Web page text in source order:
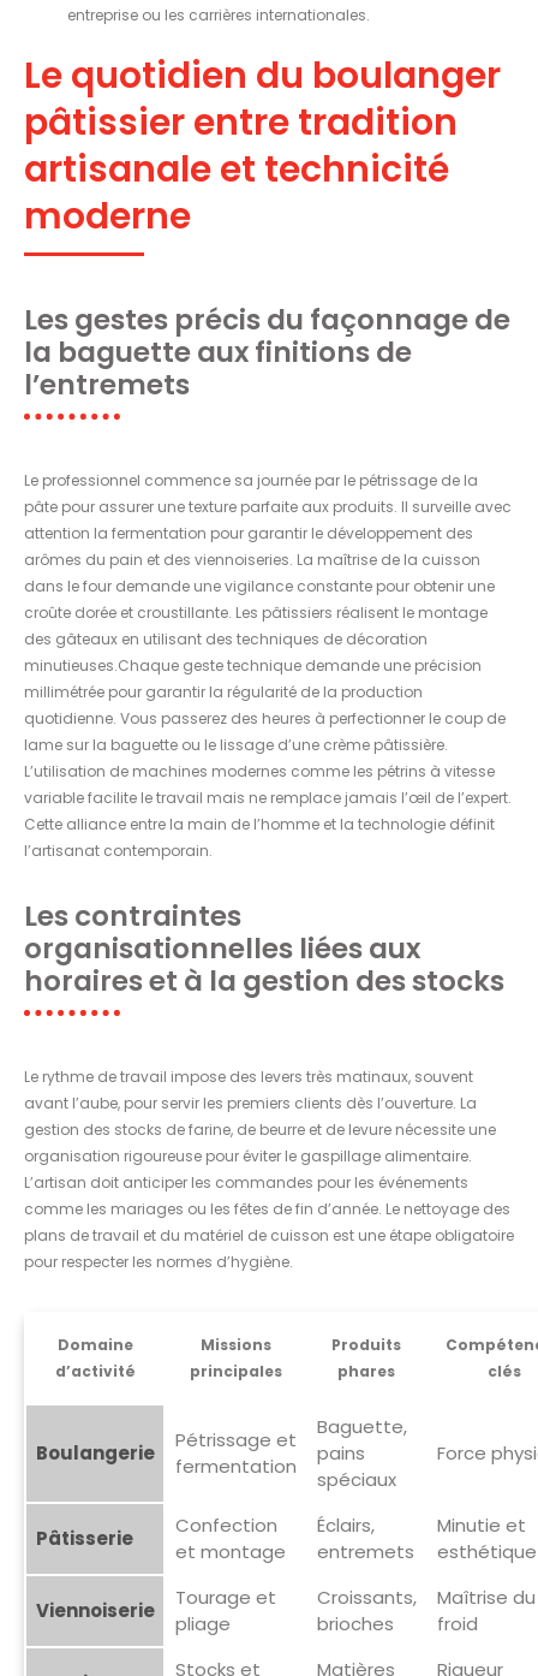
entreprise ou les carrières internationales.
Le quotidien du boulanger
pâtissier entre tradition
artisanale et technicité
moderne
Les gestes précis du façonnage de
la baguette aux finitions de
l’entremets
Le professionnel commence sa journée par le pétrissage de la
pâte pour assurer une texture parfaite aux produits. Il surveille avec
attention la fermentation pour garantir le développement des
arômes du pain et des viennoiseries. La maîtrise de la cuisson
dans le four demande une vigilance constante pour obtenir une
croûte dorée et croustillante. Les pâtissiers réalisent le montage
des gâteaux en utilisant des techniques de décoration
minutieuses.Chaque geste technique demande une précision
millimétrée pour garantir la régularité de la production
quotidienne. Vous passerez des heures à perfectionner le coup de
lame sur la baguette ou le lissage d’une crème pâtissière.
L’utilisation de machines modernes comme les pétrins à vitesse
variable facilite le travail mais ne remplace jamais l’œil de l’expert.
Cette alliance entre la main de l’homme et la technologie définit
l’artisanat contemporain.
Les contraintes
organisationnelles liées aux
horaires et à la gestion des stocks
Le rythme de travail impose des levers très matinaux, souvent
avant l’aube, pour servir les premiers clients dès l’ouverture. La
gestion des stocks de farine, de beurre et de levure nécessite une
organisation rigoureuse pour éviter le gaspillage alimentaire.
L’artisan doit anticiper les commandes pour les événements
comme les mariages ou les fêtes de fin d’année. Le nettoyage des
plans de travail et du matériel de cuisson est une étape obligatoire
pour respecter les normes d’hygiène.
Domaine
d’activité
Missions
principales
Produits
phares
clés
Boulangerie
Pétrissage et
fermentation
Baguette,
pains
spéciaux
Force
Pâtisserie
Confection
et montage
Éclairs,
entremets
Minutie et
esthétique
Viennoiserie
Tourage et
pliage
Croissants,
brioches
Maîtrise du
froid
Stocks et Matières Rigueur